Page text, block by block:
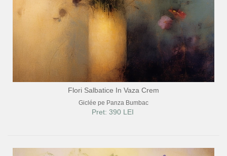
Flori Salbatice In Vaza Crem
Giclée pe Panza Bumbac
Pret: 390 LEI